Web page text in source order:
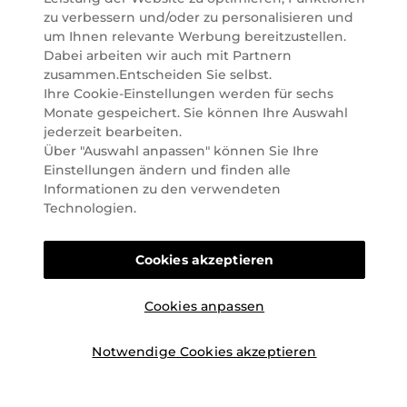
Österreich. Seit 2023 liefern wir auch nach
Deutschland. Durch abwechselnde Aktionen und
attraktive Angebote zu allen Anlässen finden Sie bei
Marionnaud alles, was Beauty Herzen höherschlagen
lässt. Wir glauben fest daran, dass Freude auf viele
Arten geschaffen werden kann. Vom beruhigenden
und pflegenden Gefühl Ihrer Lieblingsaugencreme
bis zur positiven Verpflichtung zu nachhaltigen
Rohstoffen. Darum suchen wir jeden Tag nach
Wegen, um Ihnen das tägliche Wohlfühlen zu
erleichtern, Sie zu inspirieren und Sie so gut wir es
Fragen zu unterstützen.
©2026 Marionnaud
zu verbessern und/oder zu personalisieren und
um Ihnen relevante Werbung bereitzustellen.
Dabei arbeiten wir auch mit Partnern
zusammen.Entscheiden Sie selbst.
Ihre Cookie-Einstellungen werden für sechs
Monate gespeichert. Sie können Ihre Auswahl
jederzeit bearbeiten.
Über "Auswahl anpassen" können Sie Ihre
Einstellungen ändern und finden alle
Informationen zu den verwendeten
Technologien.
Cookies anpassen
Notwendige Cookies akzeptieren
Cookies akzeptieren